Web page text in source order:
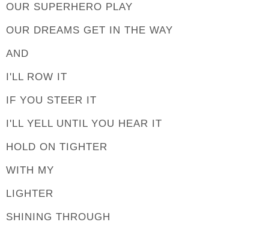
OUR SUPERHERO PLAY
OUR DREAMS GET IN THE WAY
AND
I'LL ROW IT
IF YOU STEER IT
I'LL YELL UNTIL YOU HEAR IT
HOLD ON TIGHTER
WITH MY
LIGHTER
SHINING THROUGH